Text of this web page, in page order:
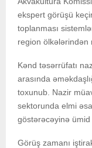
ekspert görüşü
toplanması
region ölkələrindən
Kənd təsərrüfatı
arasında
toxunub. Nazir
sektorunda elmi
göstərəcəyinə ümid
Görüş zamanı